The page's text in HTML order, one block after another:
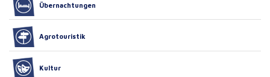
Übernachtungen
Agrotouristik
Kultur